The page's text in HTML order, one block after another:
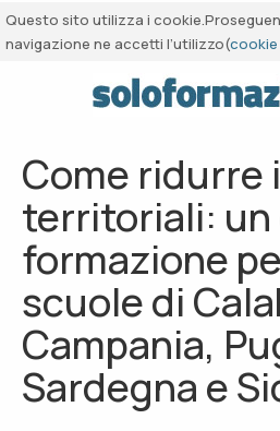
Questo sito utilizza i
navigazione ne accetti l’utilizzo(
Come ridurre
territoriali: un
formazione
scuole di
Campania,
Sardegna e